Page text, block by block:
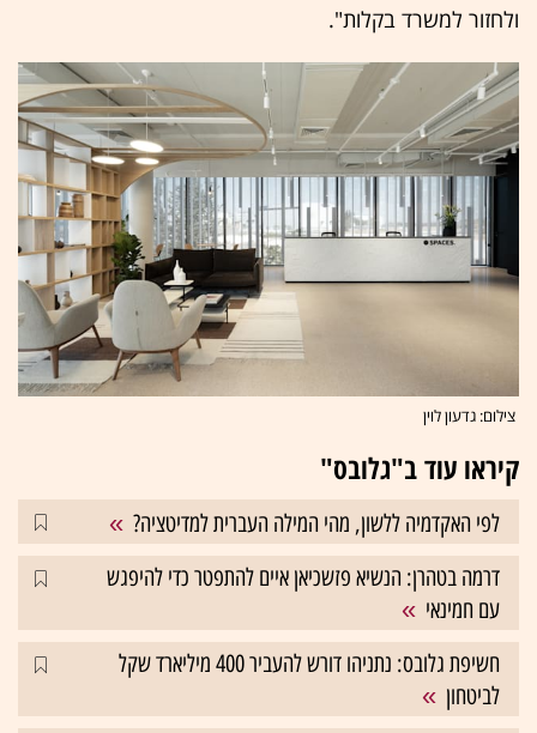
ולחזור למשרד בקלות".
צילום: גדעון לוין
קיראו עוד ב"גלובס"
לפי האקדמיה ללשון, מהי המילה העברית למדיטציה?
דרמה בטהרן: הנשיא פזשכיאן איים להתפטר כדי להיפגש
עם חמינאי
חשיפת גלובס: נתניהו דורש להעביר 400 מיליארד שקל
לביטחון